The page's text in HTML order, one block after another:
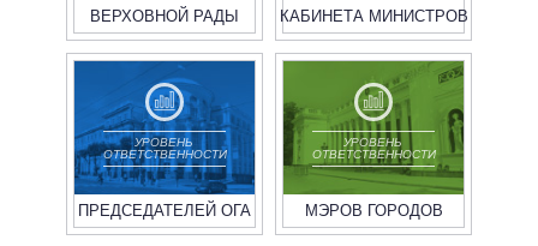
ВЕРХОВНОЙ РАДЫ КАБИНЕТА МИНИСТРОВ
УРОВЕНЬ
ОТВЕТСТВЕННОСТИ
ПРЕДСЕДАТЕЛЕЙ ОГА
УРОВЕНЬ
ОТВЕТСТВЕННОСТИ
МЭРОВ ГОРОДОВ